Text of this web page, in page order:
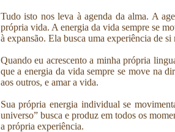
Tudo isto nos leva à agenda da alma. A
própria vida. A energia da vida sempre se
à expansão. Ela busca uma experiência de
Quando eu acrescento a minha própria
que a energia da vida sempre se move na
aos outros, e amar a vida.
Sua própria energia individual se
universo” busca e produz em todos os
a própria experiência.